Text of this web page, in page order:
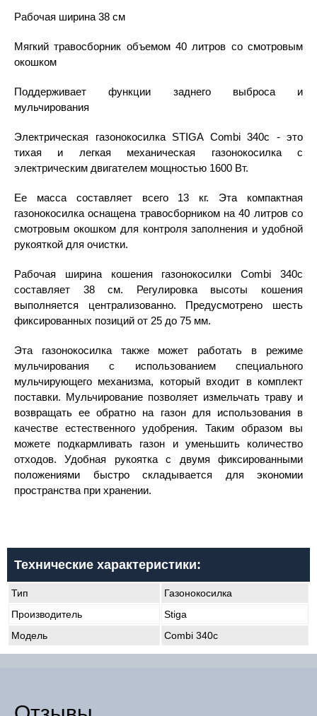
Рабочая ширина 38 см
Мягкий травосборник объемом 40 литров со смотровым
окошком
Поддерживает функции заднего выброса и
мульчирования
Электрическая газонокосилка STIGA Combi 340c - это
тихая и легкая механическая газонокосилка с
электрическим двигателем мощностью 1600 Вт.
Ее масса составляет всего 13 кг. Эта компактная
газонокосилка оснащена травосборником на 40 литров со
смотровым окошком для контроля заполнения и удобной
рукояткой для очистки.
Рабочая ширина кошения газонокосилки Combi 340c
составляет 38 см. Регулировка высоты кошения
выполняется централизованно. Предусмотрено шесть
фиксированных позиций от 25 до 75 мм.
Эта газонокосилка также может работать в режиме
мульчирования с использованием специального
мульчирующего механизма, который входит в комплект
поставки. Мульчирование позволяет измельчать траву и
возвращать ее обратно на газон для использования в
качестве естественного удобрения. Таким образом вы
можете подкармливать газон и уменьшить количество
отходов. Удобная рукоятка с двумя фиксированными
положениями быстро складывается для экономии
пространства при хранении.
Технические характеристики:
Тип
Газонокосилка
Производитель
Stiga
Модель
Combi 340c